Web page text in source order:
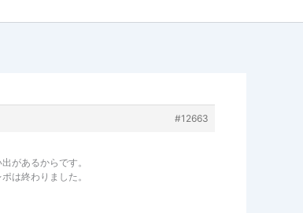
#12663
があるからです。
は終わりました。